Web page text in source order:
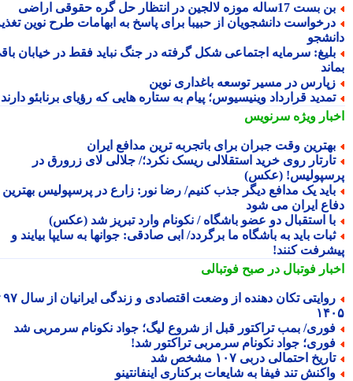
17ساله موزه لالجین در انتظار حل گره حقوقی اراضی
دانشجویان از حبیبا برای پاسخ به ابهامات طرح نوین تغذیه
سرمایه اجتماعی شکل گرفته در جنگ نباید فقط در خیابان باقی
در مسیر توسعه باغداری نوین
قرارداد وینیسیوس؛ پیام به ستاره هایی که رؤیای برنابئو دارند
ویژهسرنویس
وقت جبران برای باتجربه ترین مدافع ایران
روی خرید استقلالی ریسک نکرد؛/ جلالی لای زرورق در
(عکس)
یک مدافع دیگر جذب کنیم/ رضا نور: زارع در پرسپولیس بهترین
ایران می شود
استقبال دو عضو باشگاه / نکونام وارد تبریز شد (عکس)
باید به باشگاه ما برگردد/ ابی صادقی: جوانها به سایپا بیایند و
کنند!
فوتبال در صبح فوتبالی
روایتی تکان دهنده از وضعت اقتصادی و زندگی ایرانیان از سال ۹۷ تا
بمب تراکتور قبل از شروع لیگ؛ جواد نکونام سرمربی شد
جواد نکونام سرمربی تراکتور شد!
احتمالی دربی ۱۰۷ مشخص شد
تند فیفا به شایعات برکناری اینفانتینو